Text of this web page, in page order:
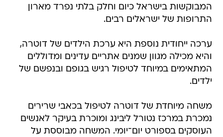
המבוקשות בישראל כיום וחלק בלתי נפרד מארון
התרופות של ישראלים רבים.
ערכה ייחודית נוספת היא ערכת הילדים של דוטרה,
והיא מכילה מגוון שמנים אתריים עדינים ומדוללים
המתאימים במיוחד לטיפול רגיש בגופם ובנפשם של
ילדים.
משחה מיוחדת של דוטרה לטיפול בכאבי שרירים
נמכרת במרכז נטורל ליבינג ומוכרת בעיקר לאנשים
העוסקים בספורט יום־יומי. המשחה מבוססת על